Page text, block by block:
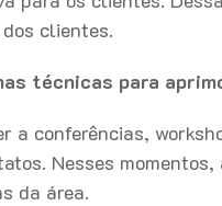
clientes.
técnicas para
a conferências,
Nesses
da área.